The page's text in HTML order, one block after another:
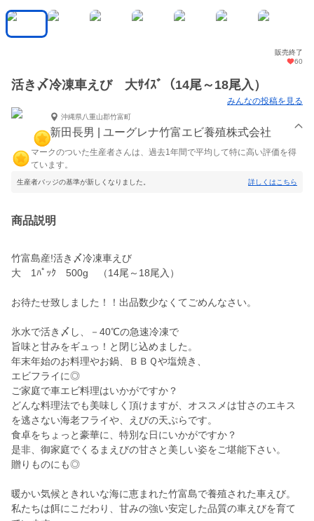
販売終了
60
活き〆冷凍車えび 大ｻｲｽﾞ（14尾～18尾入）
みんなの投稿を見る
沖縄県八重山郡竹富町
新田長男 | ユーグレナ竹富エビ養殖株式会社
マークのついた生産者さんは、過去1年間で平均して特に高い評価を得
ています。
生産者バッジの基準が新しくなりました。 詳しくはこちら
商品説明
竹富島産!活き〆冷凍車えび
大 1ﾊﾟｯｸ 500g （14尾～18尾入）
お待たせ致しました！！出品数少なくてごめんなさい。
氷水で活き〆し、－40℃の急速冷凍で
旨味と甘みをギュっ！と閉じ込めました。
年末年始のお料理やお鍋、ＢＢＱや塩焼き、
エビフライに◎
ご家庭で車エビ料理はいかがですか？
どんな料理法でも美味しく頂けますが、オススメは甘さのエキス
を逃さない海老フライや、えびの天ぷらです。
食卓をちょっと豪華に、特別な日にいかがですか？
是非、御家庭でくるまえびの甘さと美しい姿をご堪能下さい。
贈りものにも◎
暖かい気候ときれいな海に恵まれた竹富島で養殖された車えび。
私たちは餌にこだわり、甘みの強い安定した品質の車えびを育て